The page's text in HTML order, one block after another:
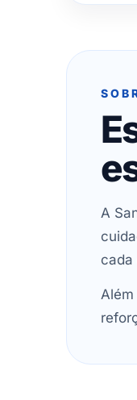
A
cada